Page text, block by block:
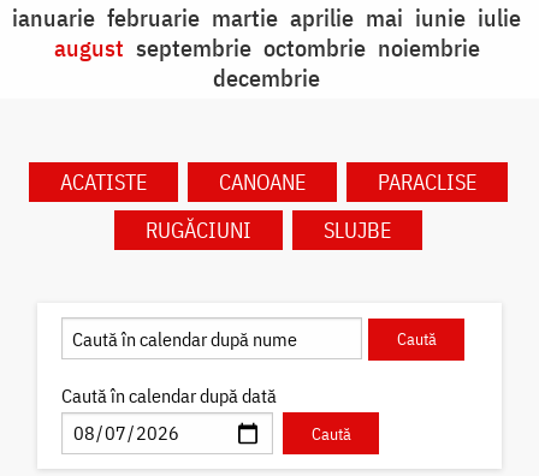
ianuarie februarie martie aprilie mai iunie iulie
august septembrie octombrie noiembrie
decembrie
ACATISTE CANOANE
PARACLISE
RUGĂCIUNI
SLUJBE
Caută în calendar după dată